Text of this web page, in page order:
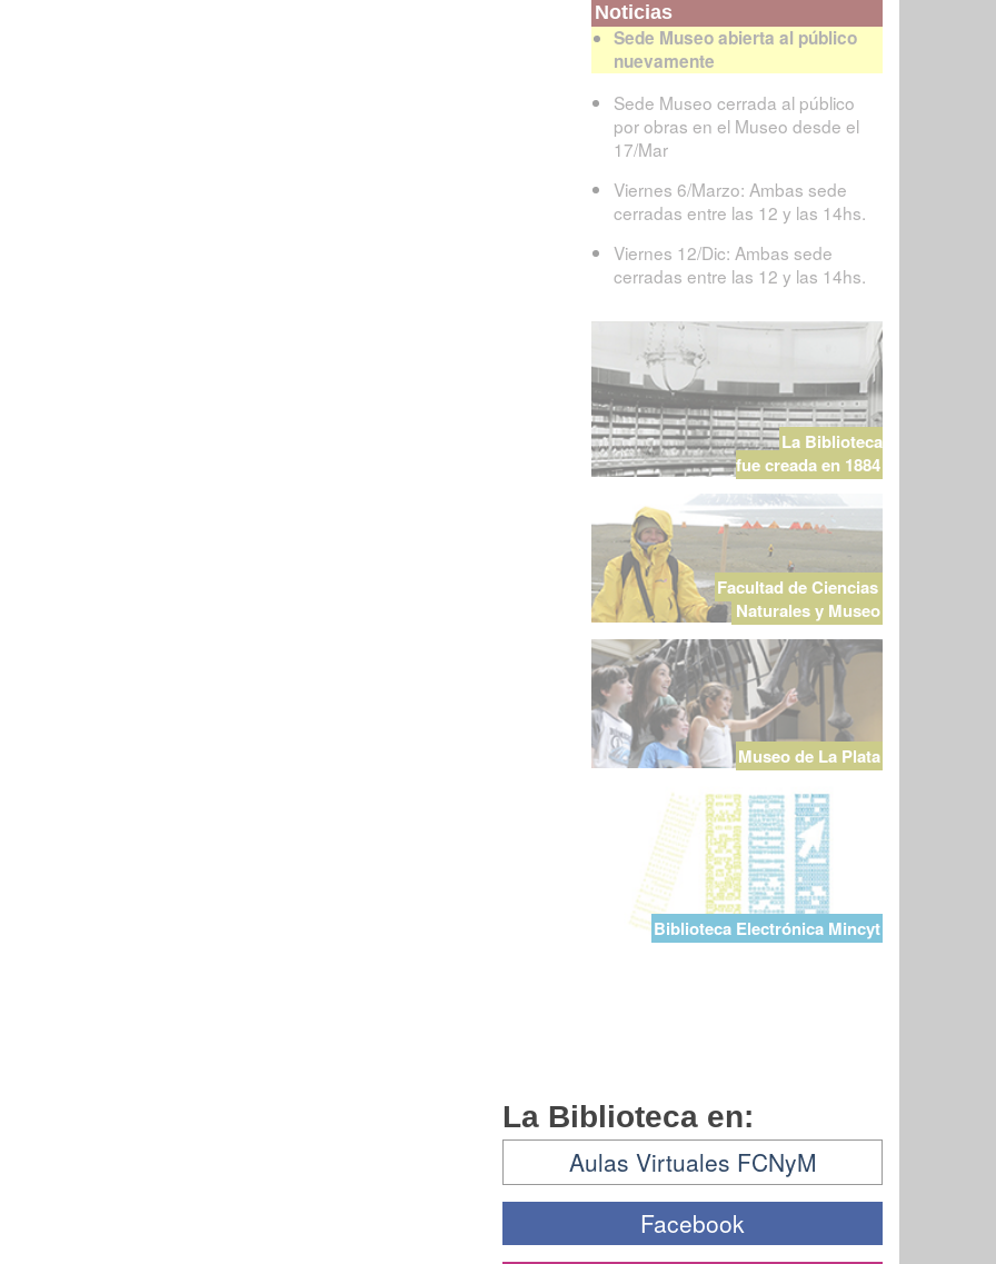
Noticias
Sede Museo abierta al público
nuevamente
Sede Museo cerrada al público
por obras en el Museo desde el
17/Mar
Viernes 6/Marzo: Ambas sede
cerradas entre las 12 y las 14hs.
Viernes 12/Dic: Ambas sede
cerradas entre las 12 y las 14hs.
La Biblioteca
fue creada en 1884
Facultad de Ciencias
Naturales y Museo
Museo de La Plata
Biblioteca Electrónica Mincyt
La Biblioteca en:
Aulas Virtuales FCNyM
Facebook